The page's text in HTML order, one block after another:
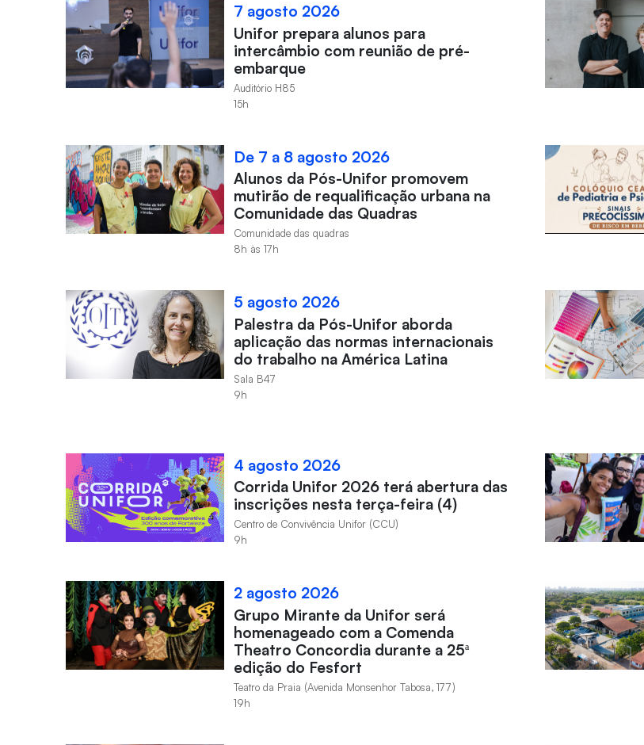
7 agosto 2026
Unifor prepara alunos para
intercâmbio com reunião de pré-
embarque
Auditório H85
15h
De 7 a 8 agosto 2026
Alunos da Pós-Unifor promovem
mutirão de requalificação urbana na
Comunidade das Quadras
Comunidade das quadras
8h às 17h
5 agosto 2026
Palestra da Pós-Unifor aborda
aplicação das normas internacionais
do trabalho na América Latina
Sala B47
9h
4 agosto 2026
Corrida Unifor 2026 terá abertura das
inscrições nesta terça-feira (4)
Centro de Convivência Unifor (CCU)
9h
2 agosto 2026
Grupo Mirante da Unifor será
homenageado com a Comenda
Theatro Concordia durante a 25ª
edição do Fesfort
Teatro da Praia (Avenida Monsenhor Tabosa, 177)
19h